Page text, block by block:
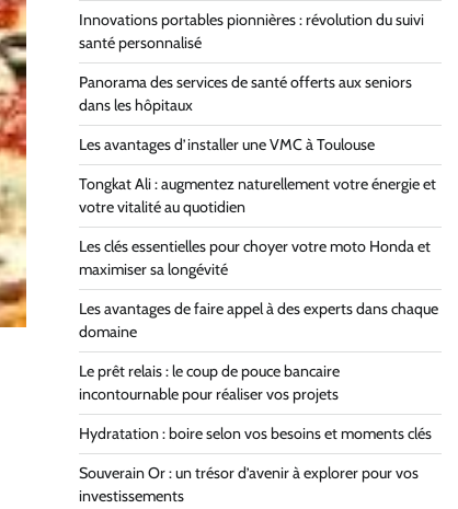
Innovations portables pionnières : révolution du suivi
santé personnalisé
Panorama des services de santé offerts aux seniors
dans les hôpitaux
Les avantages d’installer une VMC à Toulouse
Tongkat Ali : augmentez naturellement votre énergie et
votre vitalité au quotidien
Les clés essentielles pour choyer votre moto Honda et
maximiser sa longévité
Les avantages de faire appel à des experts dans chaque
domaine
Le prêt relais : le coup de pouce bancaire
incontournable pour réaliser vos projets
Hydratation : boire selon vos besoins et moments clés
Souverain Or : un trésor d’avenir à explorer pour vos
investissements